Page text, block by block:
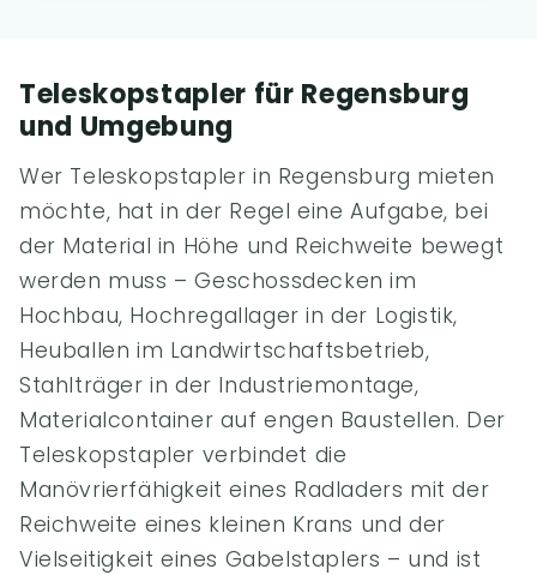
Teleskopstapler für Regensburg
und Umgebung
Wer Teleskopstapler in Regensburg mieten
möchte, hat in der Regel eine Aufgabe, bei
der Material in Höhe und Reichweite bewegt
werden muss – Geschossdecken im
Hochbau, Hochregallager in der Logistik,
Heuballen im Landwirtschaftsbetrieb,
Stahlträger in der Industriemontage,
Materialcontainer auf engen Baustellen. Der
Teleskopstapler verbindet die
Manövrierfähigkeit eines Radladers mit der
Reichweite eines kleinen Krans und der
Vielseitigkeit eines Gabelstaplers – und ist